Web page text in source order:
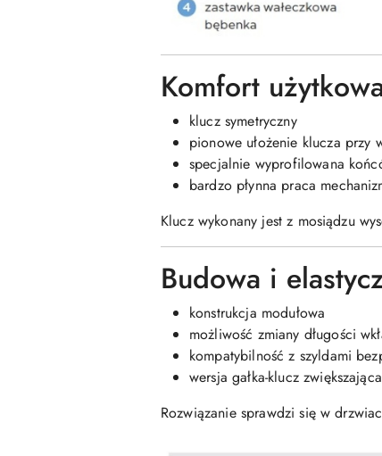
Komfort
klucz symetryczny
pionowe ułożenie klucza przy
specjalnie wyprofilowana
bardzo płynna praca
Klucz wykonany jest z mosiądzu
Budowa i
konstrukcja modułowa
możliwość zmiany długości
kompatybilność z szyldami
wersja gałka-klucz
Rozwiązanie sprawdzi się w